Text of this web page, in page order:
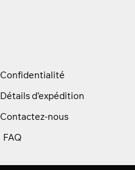
Confidentialité
Détails d’expédition
Contactez-nous
FAQ